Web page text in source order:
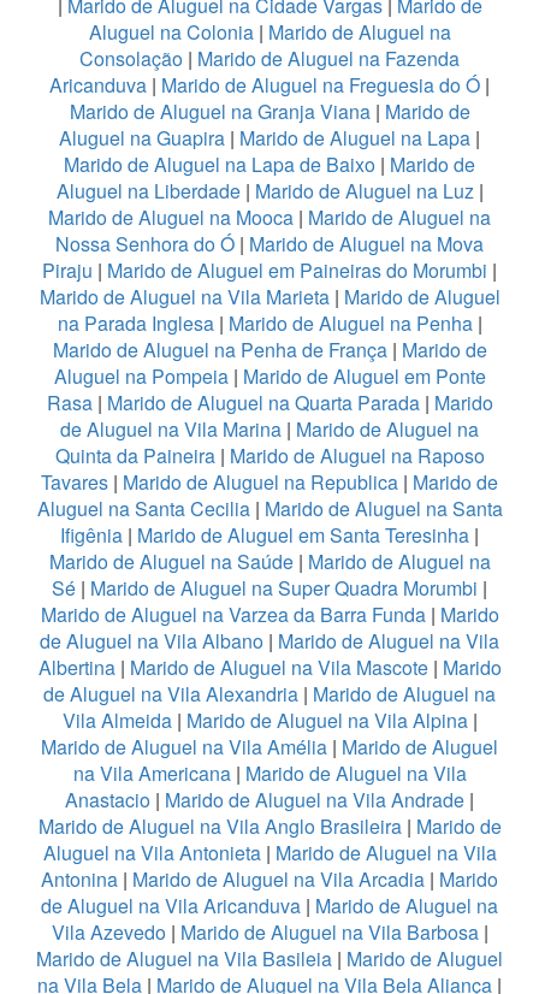
Aluguel na Colonia| Marido de Aluguel na
Consolação | Marido de Aluguel na Fazenda
Aricanduva | Marido de Aluguel na Freguesia do Ó |
Marido de Aluguel na Granja Viana| Marido de
Aluguel na Guapira | Marido de Aluguel na Lapa |
Marido de Aluguel na Lapa de Baixo | Marido de
Aluguel na Liberdade | Marido de Aluguel na Luz|
Marido de Aluguel na Mooca | Marido de Aluguel na
Nossa Senhora do Ó | Marido de Aluguel na Mova
Piraju | Marido de Aluguel em Paineiras do Morumbi |
Marido de Aluguel na Vila Marieta| Marido de Aluguel
na Parada Inglesa | Marido de Aluguel na Penha|
Marido de Aluguel na Penha de França | Marido de
Aluguel na Pompeia| Marido de Aluguel em Ponte
Rasa| Marido de Aluguel na Quarta Parada| Marido
de Aluguel na Vila Marina | Marido de Aluguel na
Quinta da Paineira| Marido de Aluguel na Raposo
Tavares | Marido de Aluguel na Republica | Marido de
Aluguel na Santa Cecilia| Marido de Aluguel na Santa
Ifigênia | Marido de Aluguel em Santa Teresinha |
Marido de Aluguel na Saúde| Marido de Aluguel na
Sé | Marido de Aluguel na Super Quadra Morumbi |
Marido de Aluguel na Varzea da Barra Funda| Marido
de Aluguel na Vila Albano | Marido de Aluguel na Vila
Albertina| Marido de Aluguel na Vila Mascote| Marido
de Aluguel na Vila Alexandria | Marido de Aluguel na
Vila Almeida | Marido de Aluguel na Vila Alpina |
Marido de Aluguel na Vila Amélia | Marido de Aluguel
na Vila Americana| Marido de Aluguel na Vila
Anastacio | Marido de Aluguel na Vila Andrade |
Marido de Aluguel na Vila Anglo Brasileira| Marido de
Aluguel na Vila Antonieta| Marido de Aluguel na Vila
Antonina | Marido de Aluguel na Vila Arcadia | Marido
de Aluguel na Vila Aricanduva | Marido de Aluguel na
Vila Azevedo| Marido de Aluguel na Vila Barbosa|
Marido de Aluguel na Vila Basileia | Marido de Aluguel
na Vila Bela | Marido de Aluguel na Vila Bela Aliança |